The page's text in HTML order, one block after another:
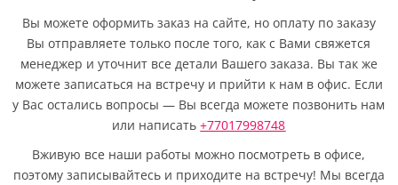
Вы можете оформить заказ на сайте, но оплату по заказу
Вы отправляете только после того, как с Вами свяжется
менеджер и уточнит все детали Вашего заказа. Вы так же
можете записаться на встречу и прийти к нам в офис. Если
у Вас остались вопросы — Вы всегда можете позвонить нам
или написать+77017998748
Вживую все наши работы можно посмотреть в офисе,
поэтому записывайтесь и приходите на встречу! Мы всегда